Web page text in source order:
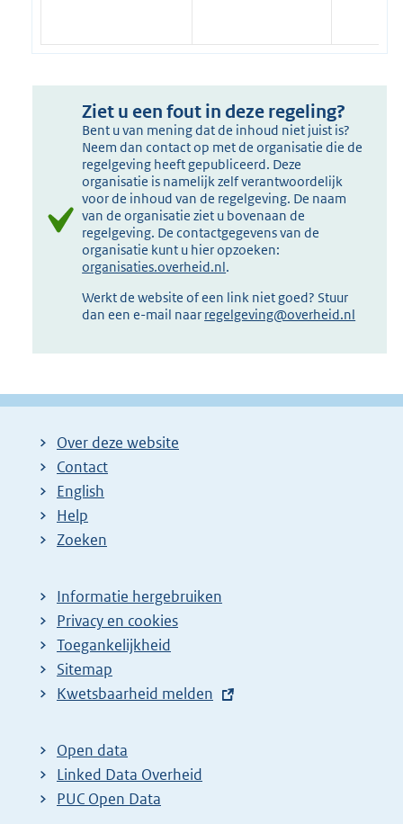
Ziet u een fout in deze regeling?
Bent u van mening dat de inhoud niet juist is?
Neem dan contact op met de organisatie die de
regelgeving heeft gepubliceerd. Deze
organisatie is namelijk zelf verantwoordelijk
voor de inhoud van de regelgeving. De naam
van de organisatie ziet u bovenaan de
regelgeving. De contactgegevens van de
organisatie kunt u hier opzoeken:
organisaties.overheid.nl.
Werkt de website of een link niet goed? Stuur
dan een e-mail naar regelgeving@overheid.nl
Over deze website
Contact
English
Help
Zoeken
Informatie hergebruiken
Privacy en cookies
Toegankelijkheid
Sitemap
E
t
e
r
Kwetsbaarheid melden
Open data
Linked Data Overheid
PUC Open Data